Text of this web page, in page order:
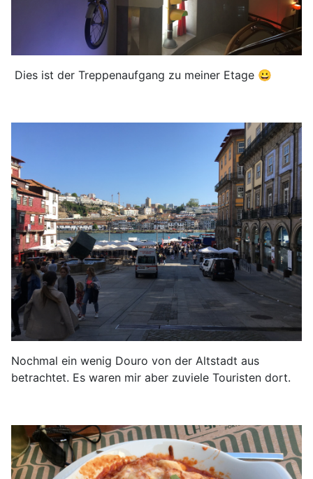
Dies ist der Treppenaufgang zu meiner Etage 😀
Nochmal ein wenig Douro von der Altstadt aus
betrachtet. Es waren mir aber zuviele Touristen dort.